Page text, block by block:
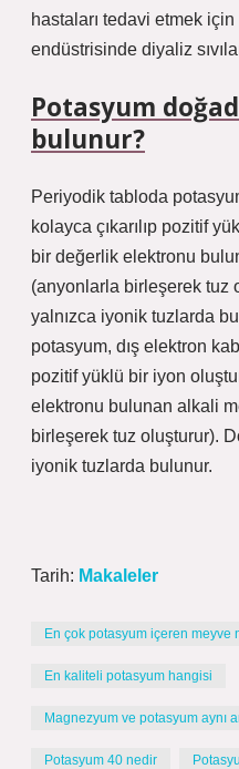
hastaları tedavi etmek için
endüstrisinde diyaliz
Potasyum
bulunur?
Periyodik tabloda
kolayca çıkarılıp pozitif
bir değerlik elektronu
(anyonlarla birleşerek tuz
yalnızca iyonik tuzlarda
potasyum, dış elektron
pozitif yüklü bir iyon
elektronu bulunan alkali
birleşerek tuz oluşturur).
iyonik tuzlarda bulunur.
Tarih: Makaleler
En çok potasyum içeren meyve
En kaliteli potasyum hangisi
Magnezyum ve potasyum aynı
Potasyum 40 nedir